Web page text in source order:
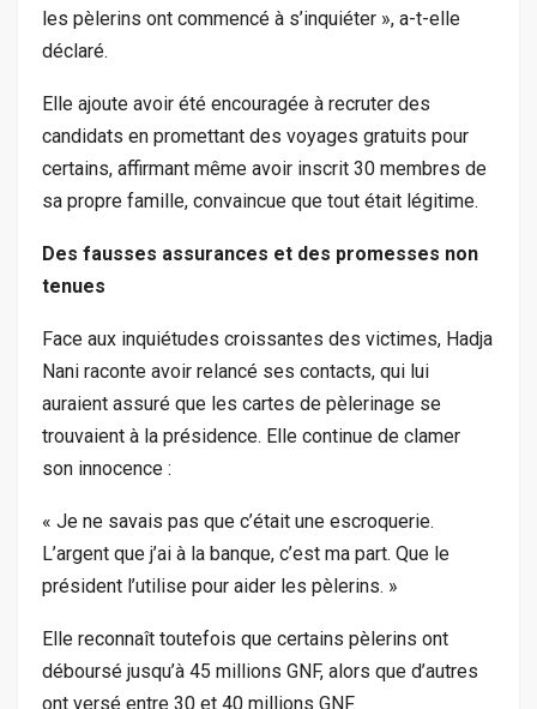
les pèlerins ont commencé à s’inquiéter », a-t-elle
déclaré.
Elle ajoute avoir été encouragée à recruter des
candidats en promettant des voyages gratuits pour
certains, affirmant même avoir inscrit 30 membres de
sa propre famille, convaincue que tout était légitime.
Des fausses assurances et des promesses non
tenues
Face aux inquiétudes croissantes des victimes, Hadja
Nani raconte avoir relancé ses contacts, qui lui
auraient assuré que les cartes de pèlerinage se
trouvaient à la présidence. Elle continue de clamer
son innocence :
« Je ne savais pas que c’était une escroquerie.
L’argent que j’ai à la banque, c’est ma part. Que le
président l’utilise pour aider les pèlerins. »
Elle reconnaît toutefois que certains pèlerins ont
déboursé jusqu’à 45 millions GNF, alors que d’autres
ont versé entre 30 et 40 millions GNF.